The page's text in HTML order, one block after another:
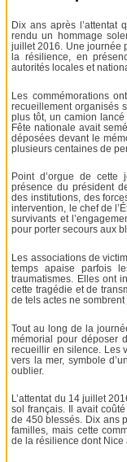
Dix ans après l’attentat
rendu un hommage
juillet 2016. Une journée
la résilience, en
autorités locales et
Les commémorations
recueillement organisés
plus tôt, un camion
Fête nationale avait
déposées devant le
plusieurs centaines de
Point d’orgue de cette
présence du président
des institutions, des
intervention, le chef de
survivants et
pour porter secours aux
Les associations de
temps apaise parfois
traumatismes. Elles ont
cette tragédie et de
de tels actes ne
Tout au long de la
mémorial pour déposer
recueillir en silence. Les
vers la mer, symbole
oublier.
L’attentat du 14 juillet
sol français. Il avait
de 450 blessés. Dix ans
familles, mais cette
de la résilience dont